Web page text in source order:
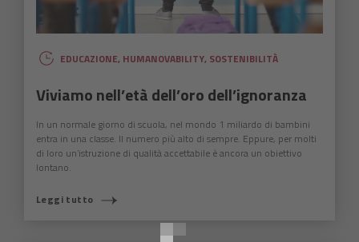
EDUCAZIONE, HUMANOVABILITY, SOSTENIBILITÀ
Viviamo nell’età dell’oro dell’ignoranza
In un normale giorno di scuola, nel mondo 1 miliardo di bambini
entra in una classe. Il numero più alto di sempre. Eppure, per molti
di loro un’istruzione di qualità accettabile è ancora un obiettivo
lontano.
Leggi tuttoCOSA STAI CERCANDO?